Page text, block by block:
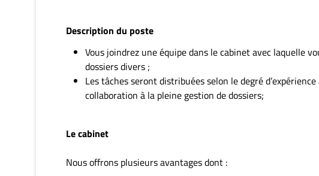
Description du poste
Vous joindrez une équipe dans le cabinet avec laquelle
dossiers divers ;
Les tâches seront distribuées selon le degré
collaboration à la pleine gestion de dossiers;
Le cabinet
Nous offrons plusieurs avantages dont :